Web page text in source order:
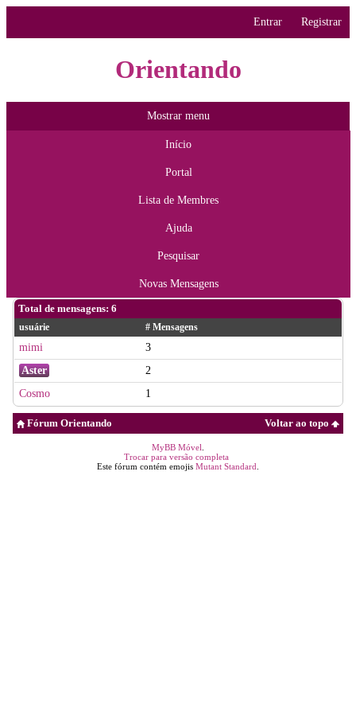
Entrar Registrar
Orientando
Mostrar menu
Início
Portal
Lista de Membres
Ajuda
Pesquisar
Novas Mensagens
Total de mensagens: 6
usuárie # Mensagens
mimi
3
Aster
2
Cosmo
1
Voltar ao topo
Fórum Orientando
MyBB Móvel
Trocar para versão completa
Este fórum contém emojis Mutant Standard